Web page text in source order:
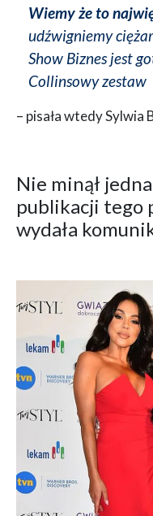
Wiemy że to
udźwigniemy
Show Biznes jest
Collinsowy zestaw
– pisała wtedy Sylwia
Nie minął
publikacji tego
wydała